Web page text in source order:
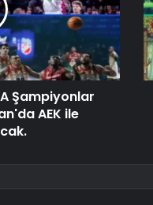
​​​​Şampiyonlar
AEK ile